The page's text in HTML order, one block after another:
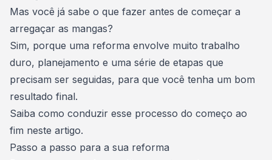
Mas você já sabe o que fazer antes de começar a
arregaçar as mangas?
Sim, porque uma reforma envolve muito trabalho
duro, planejamento e uma série de etapas que
precisam ser seguidas, para que você tenha um bom
resultado final.
Saiba como conduzir esse processo do começo ao
fim neste artigo.
Passo a passo para a sua reforma